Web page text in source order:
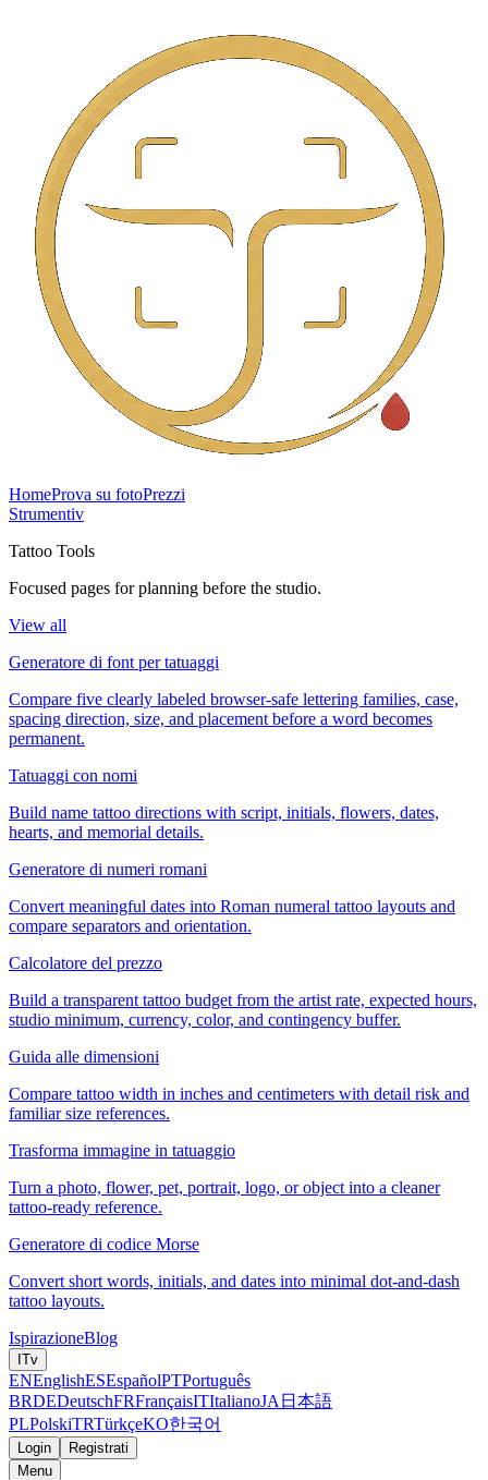
HomeProva su fotoPrezzi
Strumentiv
Tattoo Tools
Focused pages for planning before the studio.
View all
Generatore di font per tatuaggi
Compare five clearly labeled browser-safe lettering families, case,
spacing direction, size, and placement before a word becomes
permanent.
Tatuaggi con nomi
Build name tattoo directions with script, initials, flowers, dates,
hearts, and memorial details.
Generatore di numeri romani
Convert meaningful dates into Roman numeral tattoo layouts and
compare separators and orientation.
Calcolatore del prezzo
Build a transparent tattoo budget from the artist rate, expected hours,
studio minimum, currency, color, and contingency buffer.
Guida alle dimensioni
Compare tattoo width in inches and centimeters with detail risk and
familiar size references.
Trasforma immagine in tatuaggio
Turn a photo, flower, pet, portrait, logo, or object into a cleaner
tattoo-ready reference.
Generatore di codice Morse
Convert short words, initials, and dates into minimal dot-and-dash
tattoo layouts.
IspirazioneBlog
ITv
ENEnglishESEspañolPTPortuguês
BRDEDeutschFRFrançaisITItalianoJA 日本語
PLPolskiTRTürkçeKO한국어
Login
Registrati
Menu